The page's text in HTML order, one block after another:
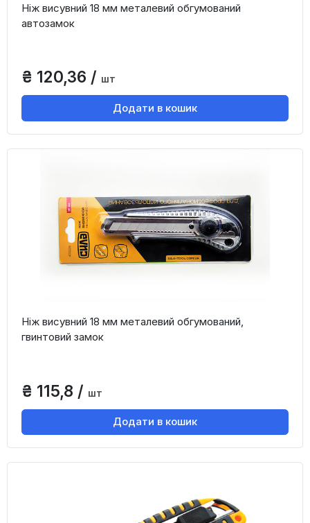
Ніж висувний 18 мм металевий обгумований
автозамок
₴ 120,36 / шт
Додати в кошик
Ніж висувний 18 мм металевий обгумований,
гвинтовий замок
₴ 115,8 / шт
Додати в кошик